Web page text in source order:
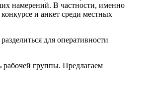
намерений. В частности, именно
и анкет среди местных
для оперативности
рабочей группы. Предлагаем